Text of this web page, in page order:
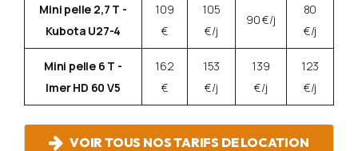
Mini pelle 2,7 T -
Kubota U27-4
109
€
105
€/j
90 €/j
80
€/j
Mini pelle 6 T -
Imer HD 60 V5
162
€
153
€/j
139
€/j
123
€/j
VOIR TOUS NOS TARIFS DE LOCATION